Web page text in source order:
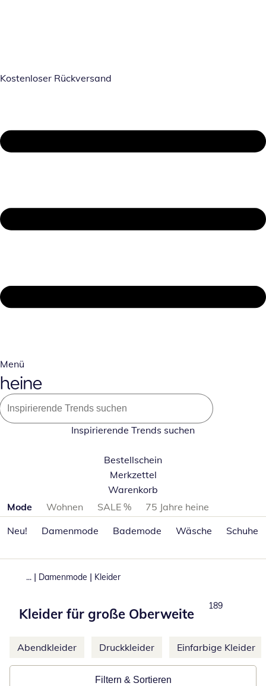
Kostenloser Rückversand
Menü
Inspirierende Trends suchen
Bestellschein
Merkzettel
Warenkorb
Produktkategorien überspringen
Mode Wohnen SALE %
75 Jahre heine
Neu!
Damenmode Bademode Wäsche Schuhe
... | Damenmode | Kleider
Kleider für große Oberweite
Produkte
189
Weitere Kategorien überspringen
Abendkleider Druckkleider Einfarbige Kleider
Filtern & Sortieren